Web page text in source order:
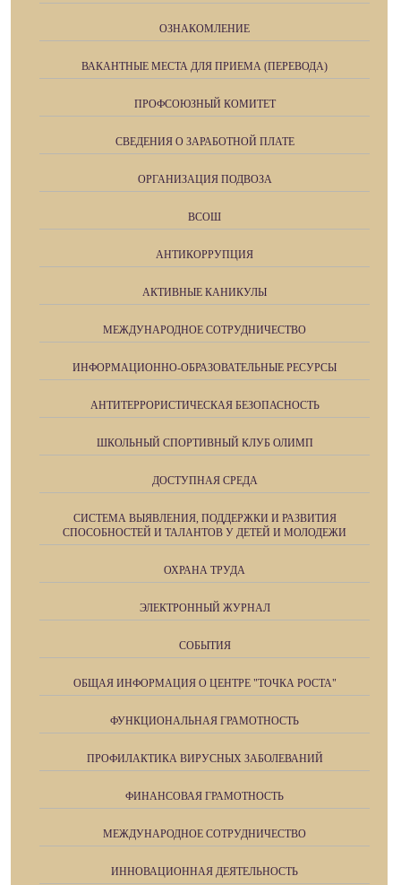
ОЗНАКОМЛЕНИЕ
ВАКАНТНЫЕ МЕСТА ДЛЯ ПРИЕМА (ПЕРЕВОДА)
ПРОФСОЮЗНЫЙ КОМИТЕТ
СВЕДЕНИЯ О ЗАРАБОТНОЙ ПЛАТЕ
ОРГАНИЗАЦИЯ ПОДВОЗА
ВСОШ
АНТИКОРРУПЦИЯ
АКТИВНЫЕ КАНИКУЛЫ
МЕЖДУНАРОДНОЕ СОТРУДНИЧЕСТВО
ИНФОРМАЦИОННО-ОБРАЗОВАТЕЛЬНЫЕ РЕСУРСЫ
АНТИТЕРРОРИСТИЧЕСКАЯ БЕЗОПАСНОСТЬ
ШКОЛЬНЫЙ СПОРТИВНЫЙ КЛУБ ОЛИМП
ДОСТУПНАЯ СРЕДА
СИСТЕМА ВЫЯВЛЕНИЯ, ПОДДЕРЖКИ И РАЗВИТИЯ
СПОСОБНОСТЕЙ И ТАЛАНТОВ У ДЕТЕЙ И МОЛОДЕЖИ
ОХРАНА ТРУДА
ЭЛЕКТРОННЫЙ ЖУРНАЛ
СОБЫТИЯ
ОБЩАЯ ИНФОРМАЦИЯ О ЦЕНТРЕ "ТОЧКА РОСТА"
ФУНКЦИОНАЛЬНАЯ ГРАМОТНОСТЬ
ПРОФИЛАКТИКА ВИРУСНЫХ ЗАБОЛЕВАНИЙ
ФИНАНСОВАЯ ГРАМОТНОСТЬ
МЕЖДУНАРОДНОЕ СОТРУДНИЧЕСТВО
ИННОВАЦИОННАЯ ДЕЯТЕЛЬНОСТЬ